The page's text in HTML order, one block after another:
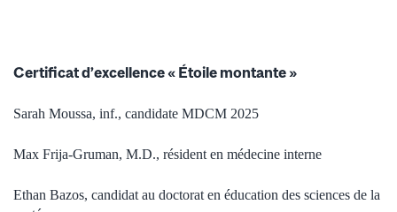
Certificat d’excellence « Étoile montante »
Sarah Moussa, inf., candidate MDCM 2025
Max Frija-Gruman, M.D., résident en médecine interne
Ethan Bazos, candidat au doctorat en éducation des sciences de la